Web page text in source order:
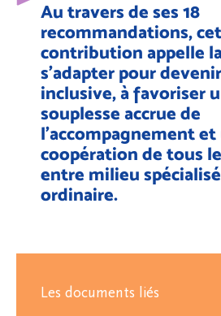
Au travers de ses 18
recommandations,
contribution appelle
s’adapter pour
inclusive, à favoriser
souplesse accrue de
l’accompagnement et
coopération de tous
entre milieu
ordinaire.
Les documents liés